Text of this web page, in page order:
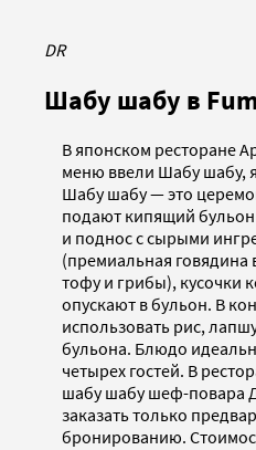
DR
Шабу шабу в
В японском ресторане
меню ввели Шабу шабу,
Шабу шабу — это
подают кипящий
и поднос с сырыми
(премиальная
тофу и грибы), кусочки
опускают в бульон. В
использовать рис,
бульона. Блюдо
четырех гостей. В
шабу шабу шеф-повара
заказать только
бронированию.